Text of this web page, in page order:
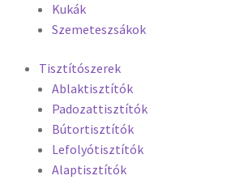
Kukák
Szemeteszsákok
Tisztítószerek
Ablaktisztítók
Padozattisztítók
Bútortisztítók
Lefolyótisztítók
Alaptisztítók